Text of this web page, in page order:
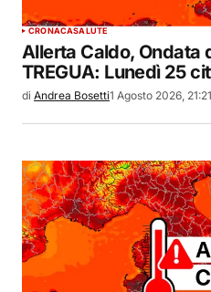
CRONACASALUTE
Allerta Caldo, Ondata
TREGUA: Lunedì 25
di Andrea Bosetti1 Agosto 2026, 21:21